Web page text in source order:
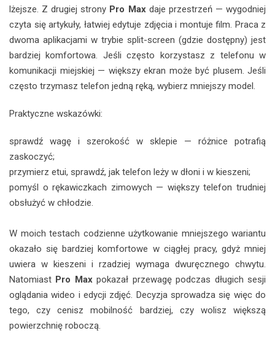
lżejsze. Z drugiej strony Pro Maxdaje przestrzeń — wygodniej
czyta się artykuły, łatwiej edytuje zdjęcia i montuje film. Praca z
dwoma aplikacjami w trybie split-screen (gdzie dostępny) jest
bardziej komfortowa. Jeśli często korzystasz z telefonu w
komunikacji miejskiej — większy ekran może być plusem. Jeśli
często trzymasz telefon jedną ręką, wybierz mniejszy model.
Praktyczne wskazówki:
sprawdź wagę i szerokość w sklepie — różnice potrafią
zaskoczyć;
przymierz etui, sprawdź, jak telefon leży w dłoni i w kieszeni;
pomyśl o rękawiczkach zimowych — większy telefon trudniej
obsłużyć w chłodzie.
W moich testach codzienne użytkowanie mniejszego wariantu
okazało się bardziej komfortowe w ciągłej pracy, gdyż mniej
uwiera w kieszeni i rzadziej wymaga dwuręcznego chwytu.
Natomiast Pro Maxpokazał przewagę podczas długich sesji
oglądania wideo i edycji zdjęć. Decyzja sprowadza się więc do
tego, czy cenisz mobilność bardziej, czy wolisz większą
powierzchnię roboczą.